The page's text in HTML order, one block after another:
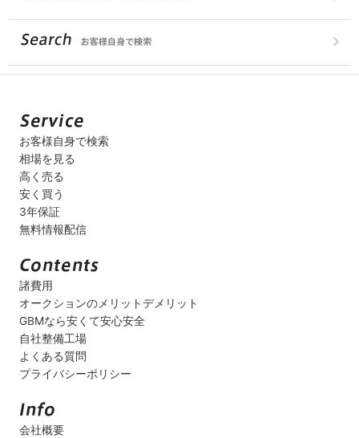
お客様自身で検索
相場を見る
高く売る
安く買う
3年保証
無料情報配信
諸費用
オークションのメリットデメリット
GBMなら安くて安心安全
自社整備工場
よくある質問
プライバシーポリシー
会社概要